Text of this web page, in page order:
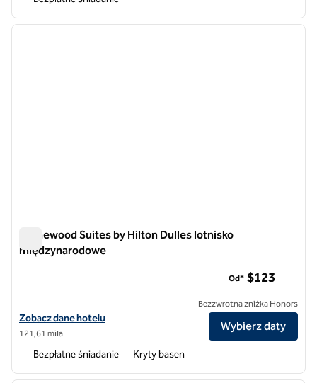
1 z 12
Homewood Suites by Hilton Dulles lotnisko
międzynarodowe
Zobacz szczegóły hotelu na lotnisku międzynarodowym
Zobacz dane hotelu
121,61 mila
Od* $123
Bezzwrotna zniżka Honors
Wybierz daty
Bezpłatne śniadanie Kryty basen